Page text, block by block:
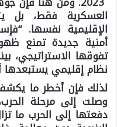
العسكرية فقط، بل
الإقليمية نفسها.
أمنية جديدة تمنع
تفوقها الاستراتيجي،
نظام إقليمي يستبعدها
لذلك فإن أخطر ما
وصلت إلى مرحلة
دفعتها إلى الحرب ما